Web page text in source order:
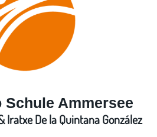
Schule Ammersee
De la Quintana González